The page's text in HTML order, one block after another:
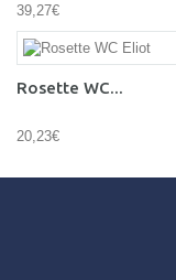
39,27€
Rosette WC...
20,23€